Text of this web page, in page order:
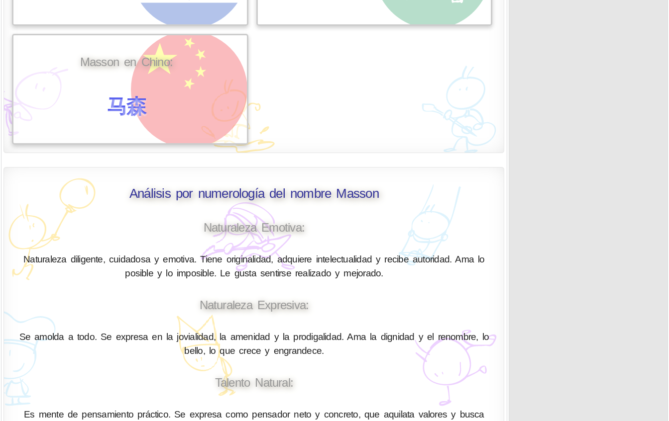
Masson en Chino:
马森
Análisis por numerología del nombre Masson
Naturaleza Emotiva:
Naturaleza diligente, cuidadosa y emotiva. Tiene originalidad, adquiere intelectualidad y recibe autoridad. Ama lo
posible y lo imposible. Le gusta sentirse realizado y mejorado.
Naturaleza Expresiva:
Se amolda a todo. Se expresa en la jovialidad, la amenidad y la prodigalidad. Ama la dignidad y el renombre, lo
bello, lo que crece y engrandece.
Talento Natural:
Es mente de pensamiento práctico. Se expresa como pensador neto y concreto, que aquilata valores y busca